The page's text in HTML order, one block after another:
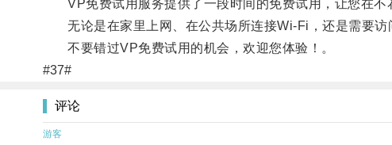
VP免费试用服务提供了一段时间的免费试用，让您在不
无论是在家里上网、在公共场所连接Wi-Fi，还是需要访
不要错过VP免费试用的机会，欢迎您体验！。
#37#
评论
游客